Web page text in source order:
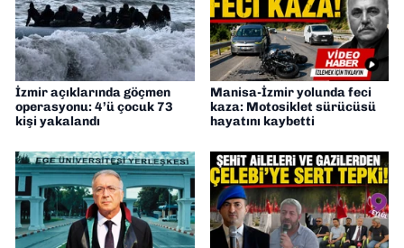
İzmir açıklarında göçmen
operasyonu: 4’ü çocuk 73
kişi yakalandı
Manisa-İzmir yolunda feci
kaza: Motosiklet sürücüsü
hayatını kaybetti